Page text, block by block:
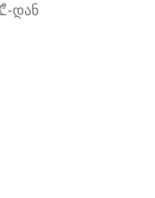
დან